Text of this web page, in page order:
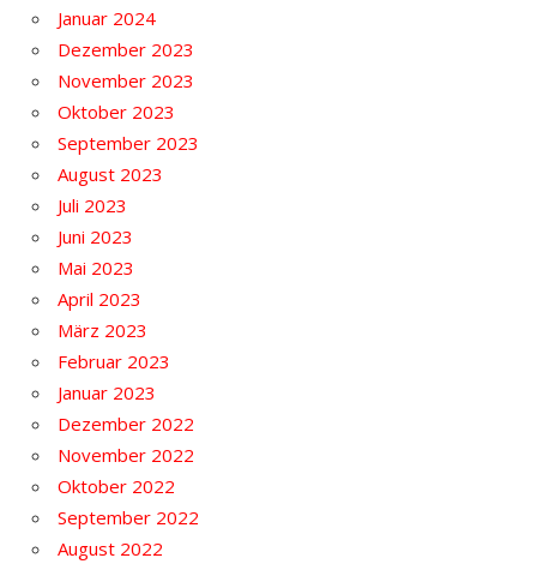
Januar 2024
Dezember 2023
November 2023
Oktober 2023
September 2023
August 2023
Juli 2023
Juni 2023
Mai 2023
April 2023
März 2023
Februar 2023
Januar 2023
Dezember 2022
November 2022
Oktober 2022
September 2022
August 2022